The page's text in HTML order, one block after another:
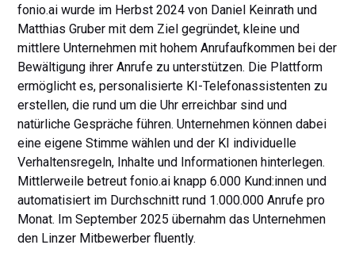
fonio.ai wurde im Herbst 2024 von Daniel Keinrath und
Matthias Gruber mit dem Ziel gegründet, kleine und
mittlere Unternehmen mit hohem Anrufaufkommen bei der
Bewältigung ihrer Anrufe zu unterstützen. Die Plattform
ermöglicht es, personalisierte KI-Telefonassistenten zu
erstellen, die rund um die Uhr erreichbar sind und
natürliche Gespräche führen. Unternehmen können dabei
eine eigene Stimme wählen und der KI individuelle
Verhaltensregeln, Inhalte und Informationen hinterlegen.
Mittlerweile betreut fonio.ai knapp 6.000 Kund:innen und
automatisiert im Durchschnitt rund 1.000.000 Anrufe pro
Monat. Im September 2025 übernahm das Unternehmen
den Linzer Mitbewerber fluently.